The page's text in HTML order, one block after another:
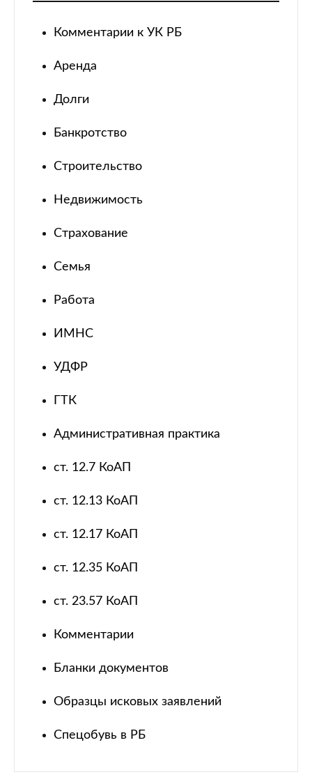
Комментарии к УК РБ
Аренда
Долги
Банкротство
Строительство
Недвижимость
Страхование
Семья
Работа
ИМНС
УДФР
ГТК
Административная практика
ст. 12.7 КоАП
ст. 12.13 КоАП
ст. 12.17 КоАП
ст. 12.35 КоАП
ст. 23.57 КоАП
Комментарии
Бланки документов
Образцы исковых заявлений
Спецобувь в РБ